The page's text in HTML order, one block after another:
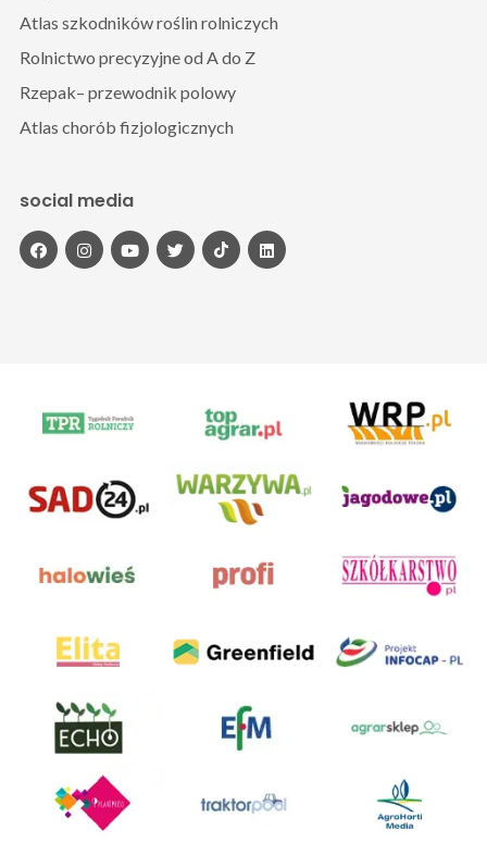
Atlas szkodników roślin rolniczych
Rolnictwo precyzyjne od A do Z
Rzepak– przewodnik polowy
Atlas chorób fizjologicznych
social media